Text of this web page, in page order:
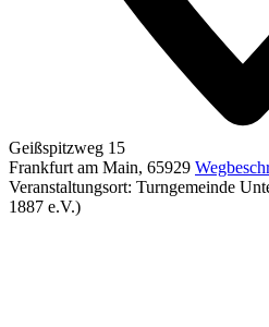
Geißspitzweg 15
Frankfurt am Main, 65929
Veranstaltungsort: Turngemeinde
1887 e.V.)